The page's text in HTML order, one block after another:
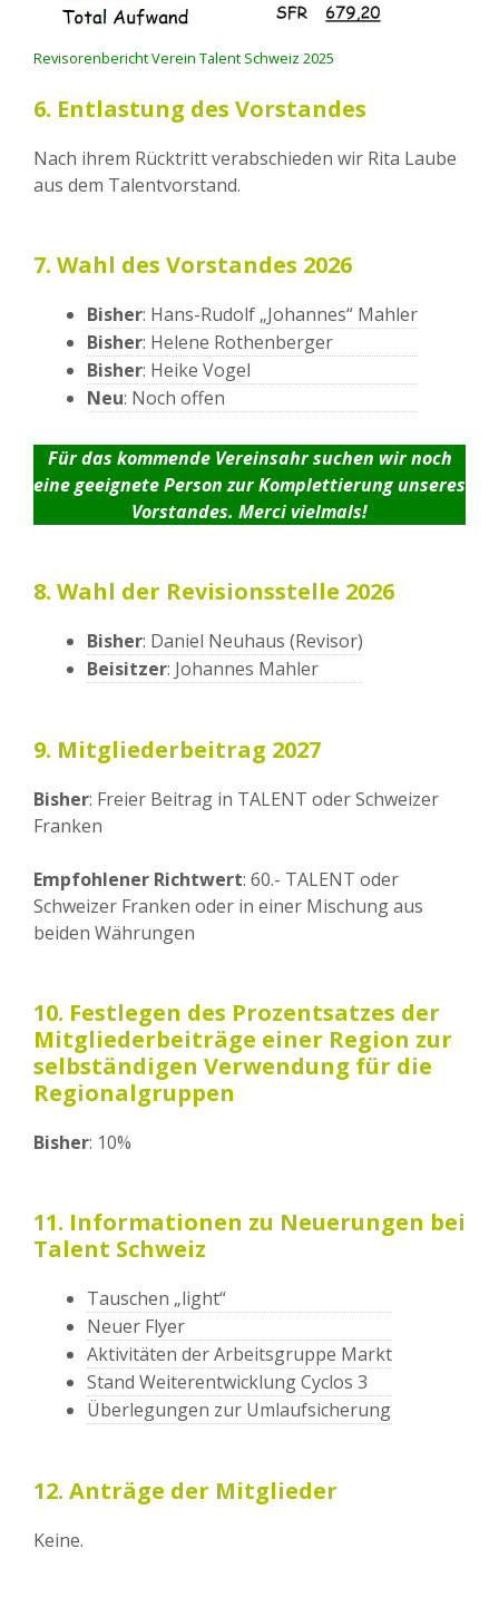
Revisorenbericht Verein Talent Schweiz 2025
6. Entlastung des Vorstandes
Nach ihrem Rücktritt verabschieden wir Rita Laube
aus dem Talentvorstand.
7. Wahl des Vorstandes 2026
Bisher: Hans-Rudolf „Johannes“ Mahler
Bisher: Helene Rothenberger
Bisher: Heike Vogel
Neu: Noch offen
Für das kommende Vereinsahr suchen wir noch
eine geeignete Person zur Komplettierung unseres
Vorstandes. Merci vielmals!
8. Wahl der Revisionsstelle 2026
Bisher: Daniel Neuhaus (Revisor)
Beisitzer: Johannes Mahler
9. Mitgliederbeitrag 2027
Bisher: Freier Beitrag in TALENT oder Schweizer
Franken
Empfohlener Richtwert: 60.- TALENT oder
Schweizer Franken oder in einer Mischung aus
beiden Währungen
10. Festlegen des Prozentsatzes der
Mitgliederbeiträge einer Region zur
selbständigen Verwendung für die
Regionalgruppen
Bisher: 10%
11. Informationen zu Neuerungen bei
Talent Schweiz
Tauschen „light“
Neuer Flyer
Aktivitäten der Arbeitsgruppe Markt
Stand Weiterentwicklung Cyclos 3
Überlegungen zur Umlaufsicherung
12. Anträge der Mitglieder
Keine.